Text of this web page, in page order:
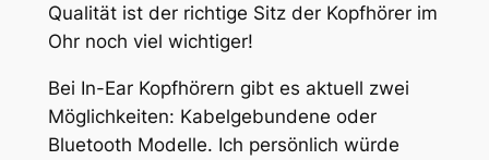
Qualität ist der richtige Sitz der Kopfhörer im
Ohr noch viel wichtiger!
Bei In-Ear Kopfhörern gibt es aktuell zwei
Möglichkeiten: Kabelgebundene oder
Bluetooth Modelle. Ich persönlich würde